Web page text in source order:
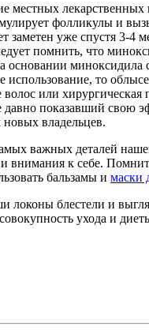
местных
фолликулы и
заметен уже спустя 3-4
помнить, что
основании миноксидила
использование, то
или хирургическая
давно показавший свою
владельцев.
важных деталей
внимания к себе.
бальзамы и маски
локоны блестели и
ухода и